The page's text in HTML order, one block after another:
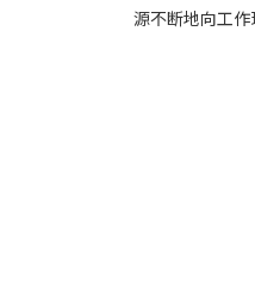
源不断地向工